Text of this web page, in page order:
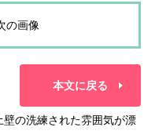
の画像
本文に戻る
の洗練された雰囲気が漂